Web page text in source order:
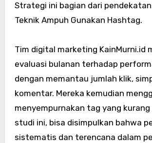
Strategi ini bagian dari
Teknik Ampuh Gunakan Hashtag.
Tim digital marketing KainMurni.id
evaluasi bulanan terhadap
dengan memantau jumlah klik,
komentar. Mereka kemudian
menyempurnakan tag yang kurang
studi ini, bisa disimpulkan bahwa
sistematis dan terencana dalam